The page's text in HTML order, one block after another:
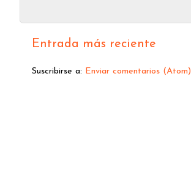
Entrada más reciente
Suscribirse a: Enviar comentarios (Atom)